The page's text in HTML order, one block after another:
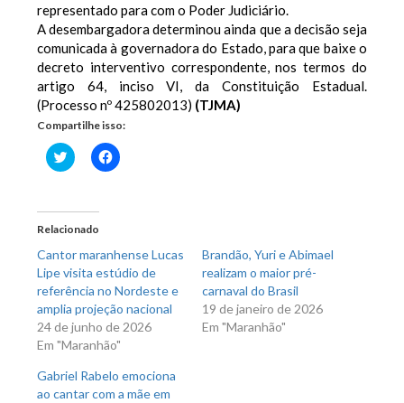
representado para com o Poder Judiciário.
A desembargadora determinou ainda que a decisão seja
comunicada à governadora do Estado, para que baixe o
decreto interventivo correspondente, nos termos do
artigo 64, inciso VI, da Constituição Estadual.
(Processo nº 425802013) (TJMA)
Compartilhe isso:
Clique
para
em
nova
janela)
Clique
para
Relacionado
Cantor maranhense Lucas
Lipe visita estúdio de
referência no Nordeste e
amplia projeção nacional
24 de junho de 2026
Em "Maranhão"
Brandão, Yuri e Abimael
realizam o maior pré-
carnaval do Brasil
19 de janeiro de 2026
Em "Maranhão"
Gabriel Rabelo emociona
ao cantar com a mãe em